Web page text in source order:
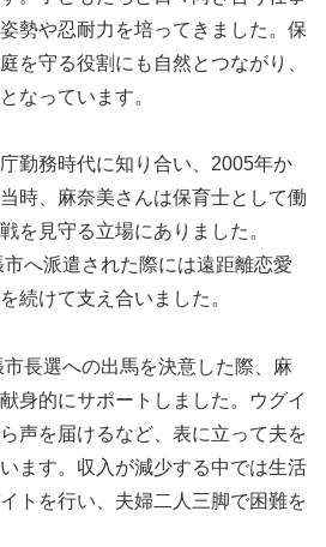
勢や忍耐力を培ってきました。保
を守る役割にも自然とつながり、
なっています。
勤務時代に知り合い、2005年か
時、麻奈美さんは保育士として働
を見守る立場にありました。
へ派遣された際には遠距離恋愛
続けて支え合いました。
長選への出馬を決意した際、麻
身的にサポートしました。ウグイ
声を届けるなど、表に立って夫を
ます。収入が減少する中では生活
トを行い、夫婦二人三脚で困難を